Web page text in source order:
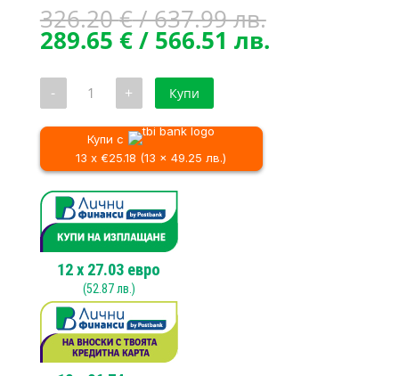
326.20€/ 637.99 лв.Original
price
was:
289.65 €/ 566.51 лв.Текущата
цена
- количество
Акумулаторен
саблен
трион
DeWALT
DCS388N,
XR
FLEXVOLT,
3000
min-
1
+ Купи
Купи с
13 x €25.18 (13 x 49.25 лв.)
12x 27.03 евро
(52.87лв.)